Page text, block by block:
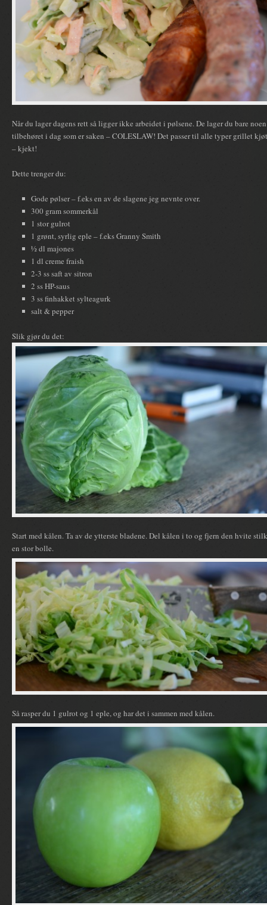
Når du lager dagens rett så ligger ikke arbeidet i pølsene. De lager du bare
tilbehøret i dag som er saken – COLESLAW! Det passer til alle typer grillet
– kjekt!
Dette trenger du:
Gode pølser – f.eks en av de slagene jeg nevnte over.
300 gram sommerkål
1 stor gulrot
1 grønt, syrlig eple – f.eks Granny Smith
½ dl majones
1 dl creme fraish
2-3 ss saft av sitron
2 ss HP-saus
3 ss finhakket sylteagurk
salt & pepper
Slik gjør du det:
Start med kålen. Ta av de ytterste bladene. Del kålen i to og fjern den hvite
en stor bolle.
Så rasper du 1 gulrot og 1 eple, og har det i sammen med kålen.